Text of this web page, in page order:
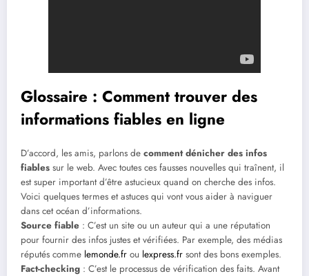
Glossaire : Comment trouver des
informations fiables en ligne
D’accord, les amis, parlons de comment dénicher des infos
fiables sur le web. Avec toutes ces fausses nouvelles qui traînent, il
est super important d’être astucieux quand on cherche des infos.
Voici quelques termes et astuces qui vont vous aider à naviguer
dans cet océan d’informations.
Source fiable : C’est un site ou un auteur qui a une réputation
pour fournir des infos justes et vérifiées. Par exemple, des médias
réputés comme lemonde.fr ou lexpress.fr sont des bons exemples.
Fact-checking : C’est le processus de vérification des faits. Avant